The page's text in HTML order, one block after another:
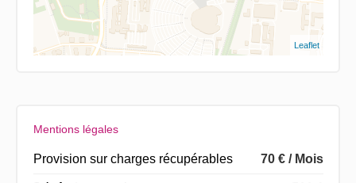
Leaflet
Mentions légales
Provision sur charges récupérables 70 € / Mois